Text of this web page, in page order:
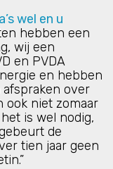
wel en u
hebben een
wij een
en PVDA
en hebben
over
ook niet zomaar
is wel nodig,
de
tien jaar geen